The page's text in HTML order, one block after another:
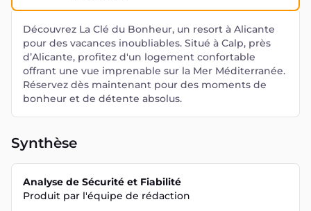
Découvrez La Clé du Bonheur, un resort à Alicante
pour des vacances inoubliables. Situé à Calp, près
d’Alicante, profitez d'un logement confortable
offrant une vue imprenable sur la Mer Méditerranée.
Réservez dès maintenant pour des moments de
bonheur et de détente absolus.
Synthèse
Analyse de Sécurité et Fiabilité
Produit par l'équipe de rédaction